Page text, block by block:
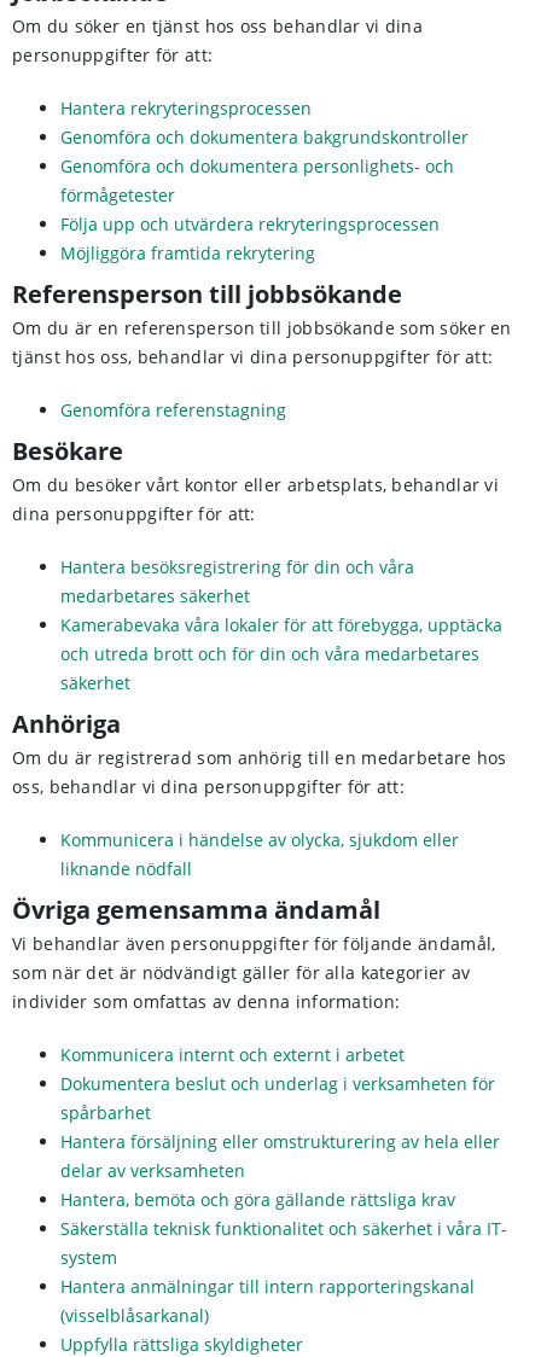
Om du söker en tjänst hos oss behandlar vi dina
personuppgifter för att:
Hantera rekryteringsprocessen
Genomföra och dokumentera bakgrundskontroller
Genomföra och dokumentera personlighets- och
förmågetester
Följa upp och utvärdera rekryteringsprocessen
Möjliggöra framtida rekrytering
Referensperson till jobbsökande
Om du är en referensperson till jobbsökande som söker en
tjänst hos oss, behandlar vi dina personuppgifter för att:
Genomföra referenstagning
Besökare
Om du besöker vårt kontor eller arbetsplats, behandlar vi
dina personuppgifter för att:
Hantera besöksregistrering för din och våra
medarbetares säkerhet
Kamerabevaka våra lokaler för att förebygga, upptäcka
och utreda brott och för din och våra medarbetares
säkerhet
Anhöriga
Om du är registrerad som anhörig till en medarbetare hos
oss, behandlar vi dina personuppgifter för att:
Kommunicera i händelse av olycka, sjukdom eller
liknande nödfall
Övriga gemensamma ändamål
Vi behandlar även personuppgifter för följande ändamål,
som när det är nödvändigt gäller för alla kategorier av
individer som omfattas av denna information:
Kommunicera internt och externt i arbetet
Dokumentera beslut och underlag i verksamheten för
spårbarhet
Hantera försäljning eller omstrukturering av hela eller
delar av verksamheten
Hantera, bemöta och göra gällande rättsliga krav
Säkerställa teknisk funktionalitet och säkerhet i våra IT-
system
Hantera anmälningar till intern rapporteringskanal
(visselblåsarkanal)
Uppfylla rättsliga skyldigheter